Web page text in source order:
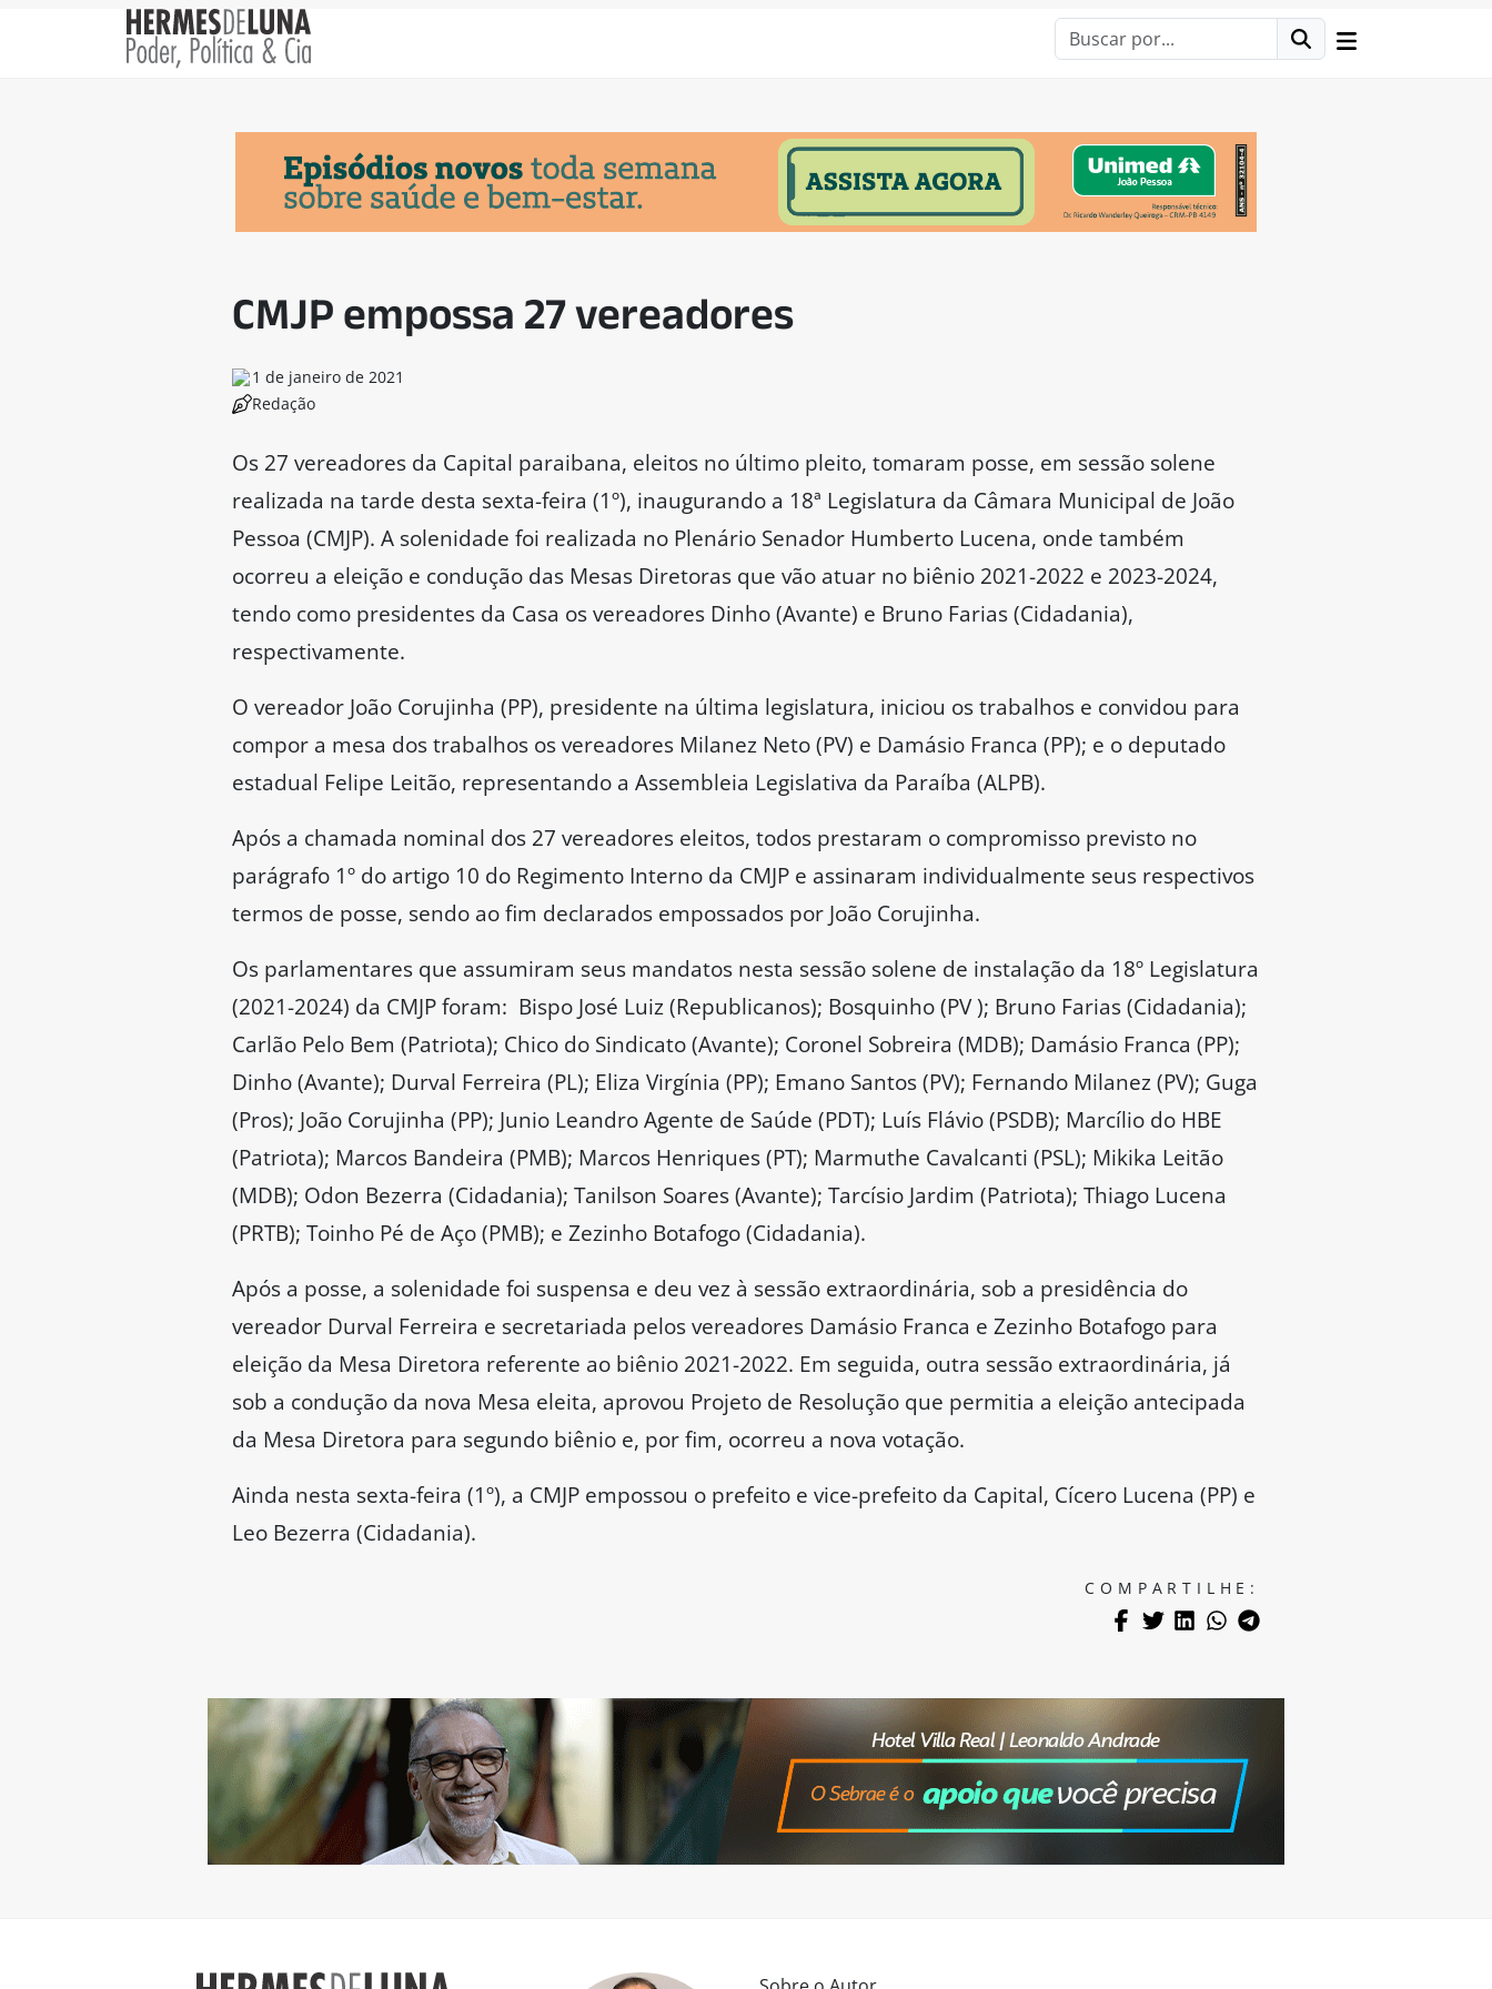
CMJP empossa 27 vereadores
1 de janeiro de 2021
Redação
Os 27 vereadores da Capital paraibana, eleitos no último pleito, tomaram posse, em sessão solene
realizada na tarde desta sexta-feira (1º), inaugurando a 18ª Legislatura da Câmara Municipal de João
Pessoa (CMJP). A solenidade foi realizada no Plenário Senador Humberto Lucena, onde também
ocorreu a eleição e condução das Mesas Diretoras que vão atuar no biênio 2021-2022 e 2023-2024,
tendo como presidentes da Casa os vereadores Dinho (Avante) e Bruno Farias (Cidadania),
respectivamente.
O vereador João Corujinha (PP), presidente na última legislatura, iniciou os trabalhos e convidou para
compor a mesa dos trabalhos os vereadores Milanez Neto (PV) e Damásio Franca (PP); e o deputado
estadual Felipe Leitão, representando a Assembleia Legislativa da Paraíba (ALPB).
Após a chamada nominal dos 27 vereadores eleitos, todos prestaram o compromisso previsto no
parágrafo 1º do artigo 10 do Regimento Interno da CMJP e assinaram individualmente seus respectivos
termos de posse, sendo ao fim declarados empossados por João Corujinha.
Os parlamentares que assumiram seus mandatos nesta sessão solene de instalação da 18º Legislatura
(2021-2024) da CMJP foram: Bispo José Luiz (Republicanos); Bosquinho (PV ); Bruno Farias (Cidadania);
Carlão Pelo Bem (Patriota); Chico do Sindicato (Avante); Coronel Sobreira (MDB); Damásio Franca (PP);
Dinho (Avante); Durval Ferreira (PL); Eliza Virgínia (PP); Emano Santos (PV); Fernando Milanez (PV); Guga
(Pros); João Corujinha (PP); Junio Leandro Agente de Saúde (PDT); Luís Flávio (PSDB); Marcílio do HBE
(Patriota); Marcos Bandeira (PMB); Marcos Henriques (PT); Marmuthe Cavalcanti (PSL); Mikika Leitão
(MDB); Odon Bezerra (Cidadania); Tanilson Soares (Avante); Tarcísio Jardim (Patriota); Thiago Lucena
(PRTB); Toinho Pé de Aço (PMB); e Zezinho Botafogo (Cidadania).
Após a posse, a solenidade foi suspensa e deu vez à sessão extraordinária, sob a presidência do
vereador Durval Ferreira e secretariada pelos vereadores Damásio Franca e Zezinho Botafogo para
eleição da Mesa Diretora referente ao biênio 2021-2022. Em seguida, outra sessão extraordinária, já
sob a condução da nova Mesa eleita, aprovou Projeto de Resolução que permitia a eleição antecipada
da Mesa Diretora para segundo biênio e, por fim, ocorreu a nova votação.
Ainda nesta sexta-feira (1º), a CMJP empossou o prefeito e vice-prefeito da Capital, Cícero Lucena (PP) e
Leo Bezerra (Cidadania).
COMPARTILHE: